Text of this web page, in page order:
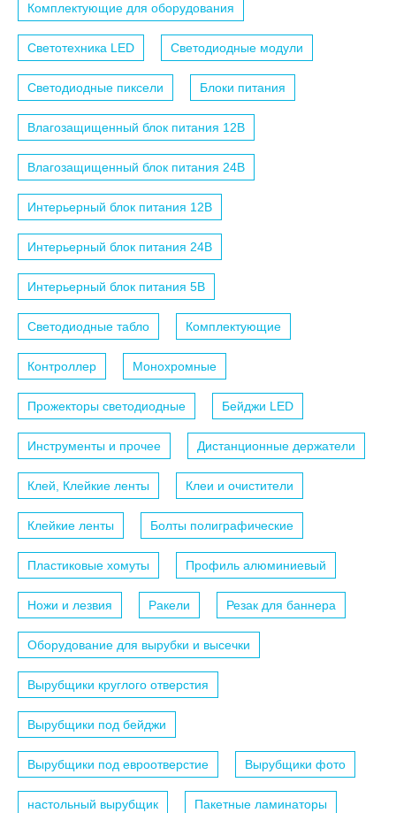
Комплектующие для оборудования
Светотехника LED Светодиодные модули
Светодиодные пиксели Блоки питания
Влагозащищенный блок питания 12B
Влагозащищенный блок питания 24B
Интерьерный блок питания 12B
Интерьерный блок питания 24B
Интерьерный блок питания 5B
Светодиодные табло Комплектующие
Контроллер Монохромные
Прожекторы светодиодные Бейджи LED
Инструменты и прочее Дистанционные держатели
Клей, Клейкие ленты Клеи и очистители
Клейкие ленты Болты полиграфические
Пластиковые хомуты Профиль алюминиевый
Ножи и лезвия Ракели Резак для баннера
Оборудование для вырубки и высечки
Вырубщики круглого отверстия
Вырубщики под бейджи
Вырубщики под евроотверстие Вырубщики фото
настольный вырубщик Пакетные ламинаторы